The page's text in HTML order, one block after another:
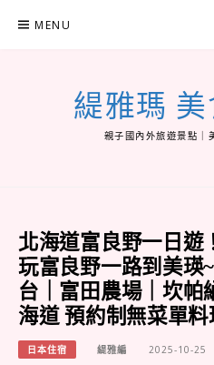
MENU
緹雅瑪
親子國內外旅遊景點｜
北海道富良野一日遊
玩富良野一路到美瑛
台｜富田農場｜坎帕
海道 預約制無菜單料
日本住宿 緹雅編 2025-10-25